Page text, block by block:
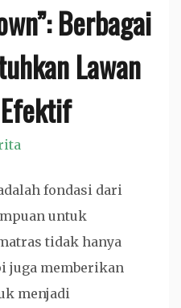
Berbagai
Lawan
fondasi dari
untuk
tidak hanya
juga memberikan
menjadi